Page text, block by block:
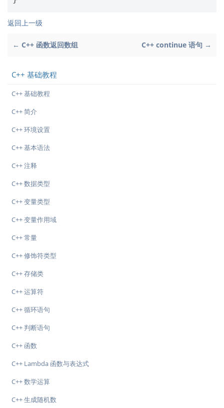
返回上一级
← C++ 函数返回数组 C++ continue 语句 →
C++ 基础教程
C++ 基础教程
C++ 简介
C++ 环境设置
C++ 基本语法
C++ 注释
C++ 数据类型
C++ 变量类型
C++ 变量作用域
C++ 常量
C++ 修饰符类型
C++ 存储类
C++ 运算符
C++ 循环语句
C++ 判断语句
C++ 函数
C++ Lambda 函数与表达式
C++ 数学运算
C++ 生成随机数